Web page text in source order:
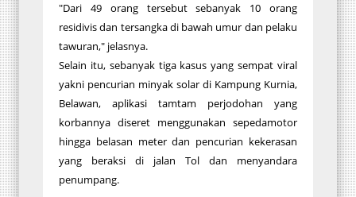
"Dari 49 orang tersebut sebanyak 10 orang
residivis dan tersangka di bawah umur dan pelaku
tawuran," jelasnya.
Selain itu, sebanyak tiga kasus yang sempat viral
yakni pencurian minyak solar di Kampung Kurnia,
Belawan, aplikasi tamtam perjodohan yang
korbannya diseret menggunakan sepedamotor
hingga belasan meter dan pencurian kekerasan
yang beraksi di jalan Tol dan menyandara
penumpang.